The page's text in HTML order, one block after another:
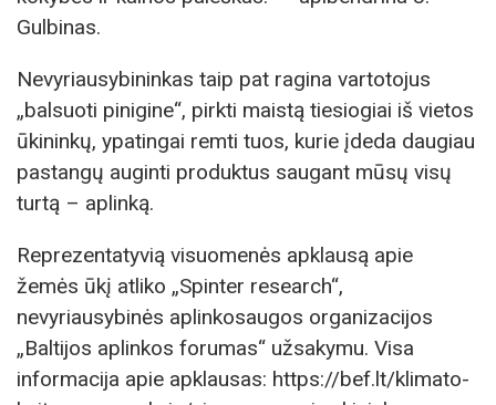
Gulbinas.
Nevyriausybininkas taip pat ragina vartotojus
„balsuoti pinigine“, pirkti maistą tiesiogiai iš vietos
ūkininkų, ypatingai remti tuos, kurie įdeda daugiau
pastangų auginti produktus saugant mūsų visų
turtą – aplinką.
Reprezentatyvią visuomenės apklausą apie
žemės ūkį atliko „Spinter research“,
nevyriausybinės aplinkosaugos organizacijos
„Baltijos aplinkos forumas“ užsakymu. Visa
informacija apie apklausas: https://bef.lt/klimato-